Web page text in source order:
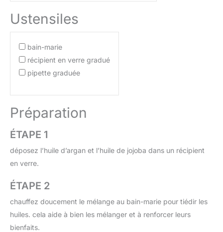
Ustensiles
bain-marie
récipient en verre gradué
pipette graduée
Préparation
ÉTAPE 1
déposez l’huile d’argan et l’huile de jojoba dans un récipient
en verre.
ÉTAPE 2
chauffez doucement le mélange au bain-marie pour tiédir les
huiles. cela aide à bien les mélanger et à renforcer leurs
bienfaits.